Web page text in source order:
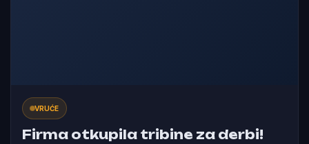
VRUĆE
Firma otkupila tribine za derbi!